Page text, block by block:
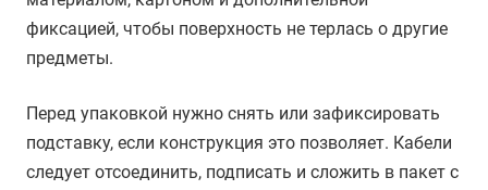
фиксацией, чтобы поверхность не терлась о другие
предметы.
Перед упаковкой нужно снять или зафиксировать
подставку, если конструкция это позволяет. Кабели
следует отсоединить, подписать и сложить в пакет с